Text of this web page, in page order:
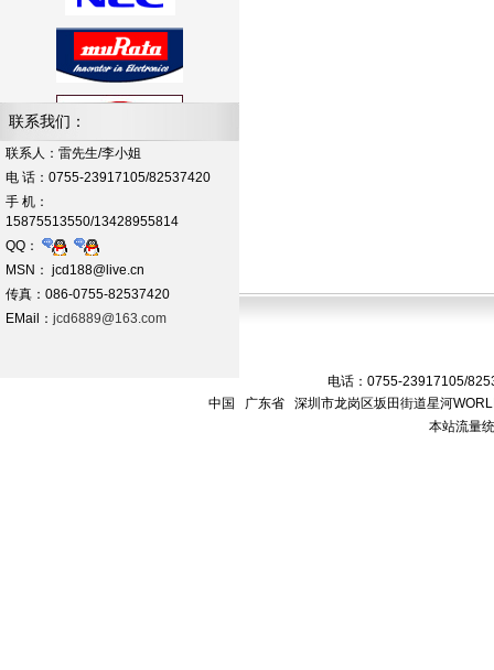
联系我们：
联系人：雷先生/李小姐
电 话：0755-23917105/82537420
手 机：
15875513550/13428955814
QQ：
MSN： jcd188@live.cn
传真：086-0755-82537420
EMail： jcd6889@163.com
电话：0755-23917105/
中国 广东省 深圳市龙岗区坂田街道星河
本站流量